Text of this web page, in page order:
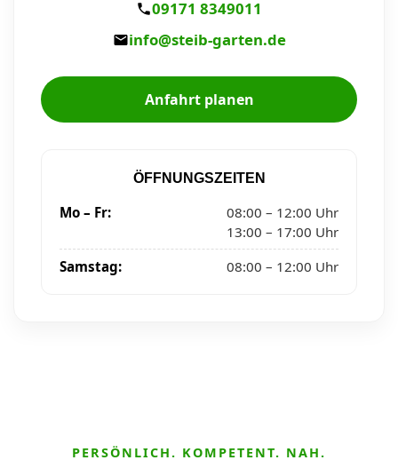
09171 8349011
info@steib-garten.de
Anfahrt planen
ÖFFNUNGSZEITEN
Mo – Fr:
08:00 – 12:00 Uhr
13:00 – 17:00 Uhr
Samstag:
08:00 – 12:00 Uhr
PERSÖNLICH. KOMPETENT. NAH.